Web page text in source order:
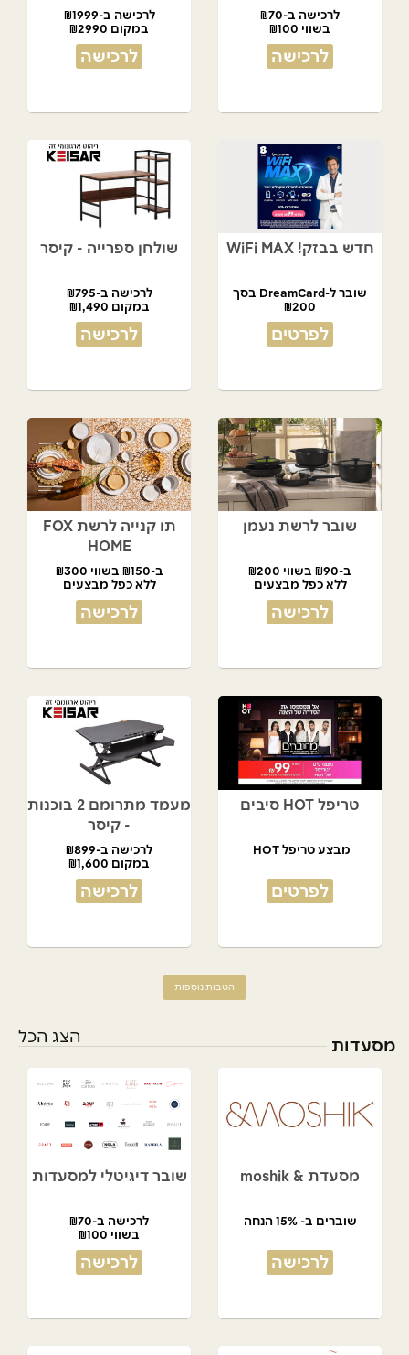
לרכישה ב-₪70
בשווי ₪100
לרכישה
לרכישה ב-₪1999
במקום ₪2990
לרכישה
חדש בבזק! WiFi MAX
שובר ל-DreamCard בסך
₪200
מתנת המועדון!
לפרטים
שולחן ספרייה - קיסר
לרכישה ב-₪795
במקום ₪1,490
לרכישה
שובר לרשת נעמן
ב-₪90 בשווי ₪200
ללא כפל מבצעים
לרכישה
תו קנייה לרשת FOX
HOME
ב-₪150 בשווי ₪300
ללא כפל מבצעים
לרכישה
טריפל HOT סיבים
מבצע טריפל HOT
לפרטים
מעמד מתרומם 2 בוכנות
- קיסר
לרכישה ב-₪899
במקום ₪1,600
לרכישה
הטבות נוספות
מסעדות הצג הכל
מסעדת & moshik
שוברים ב- 15% הנחה
לרכישה
שובר דיגיטלי למסעדות
לרכישה ב-₪70
בשווי ₪100
לרכישה